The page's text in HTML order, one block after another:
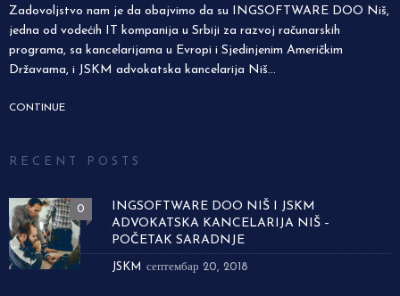
Zadovoljstvo nam je da obajvimo da su INGSOFTWARE DOO Niš,
jedna od vodećih IT kompanija u Srbiji za razvoj računarskih
programa, sa kancelarijama u Evropi i Sjedinjenim Američkim
Državama, i JSKM advokatska kancelarija Niš...
CONTINUE
RECENT POSTS
0
INGSOFTWARE DOO NIŠ I JSKM
ADVOKATSKA KANCELARIJA NIŠ –
POČETAK SARADNJE
JSKM септембар 20, 2018